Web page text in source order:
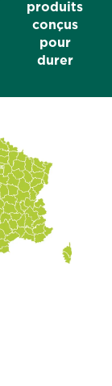
produits
conçus
pour
durer